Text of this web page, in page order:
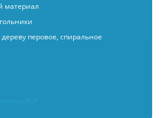
материал
перовое, спиральное